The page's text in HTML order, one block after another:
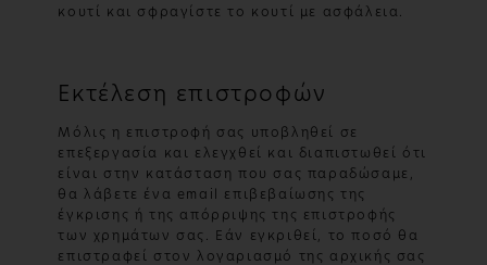
κουτί και σφραγίστε το κουτί με ασφάλεια.
Εκτέλεση επιστροφών
Μόλις η επιστροφή σας υποβληθεί σε
επεξεργασία και ελεγχθεί και διαπιστωθεί ότι
είναι στην κατάσταση που σας παραδώσαμε,
θα λάβετε ένα email επιβεβαίωσης της
έγκρισης ή της απόρριψης της επιστροφής
των χρημάτων σας. Εάν εγκριθεί, το ποσό θα
επιστραφεί στον λογαριασμό της αρχικής σας